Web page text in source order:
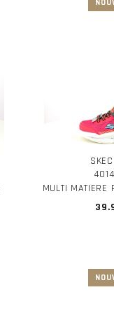
MULTI MATIERE